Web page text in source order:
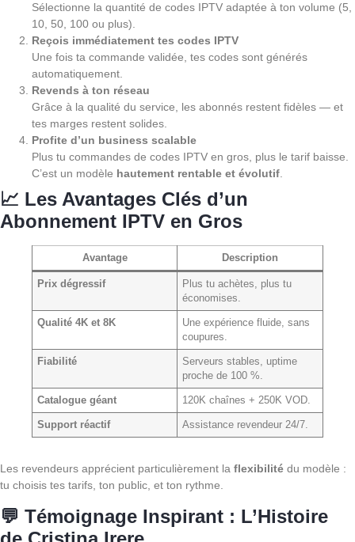
Sélectionne la quantité de codes IPTV adaptée à ton volume (5,
10, 50, 100 ou plus).
Reçois immédiatement tes codes IPTV
Une fois ta commande validée, tes codes sont générés
automatiquement.
Revends à ton réseau
Grâce à la qualité du service, les abonnés restent fidèles — et
tes marges restent solides.
Profite d’un business scalable
Plus tu commandes de codes IPTV en gros, plus le tarif baisse.
C’est un modèle hautement rentable et évolutif
📈 Les Avantages Clés d’un
Abonnement IPTV en Gros
Avantage Description
Prix dégressif
Plus tu achètes, plus tu
économises.
Qualité 4K et 8K
Une expérience fluide, sans
coupures.
Fiabilité
Serveurs stables, uptime
proche de 100 %.
Catalogue géant 120K chaînes + 250K VOD.
Support réactif Assistance revendeur 24/7.
Les revendeurs apprécient particulièrement la flexibilité du modèle :
tu choisis tes tarifs, ton public, et ton rythme.
💬 Témoignage Inspirant : L’Histoire